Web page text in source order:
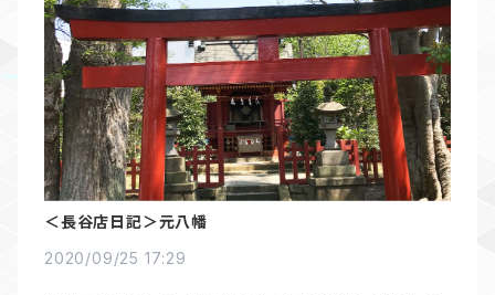
＜長谷店日記＞元八幡
2020/09/25 17:29